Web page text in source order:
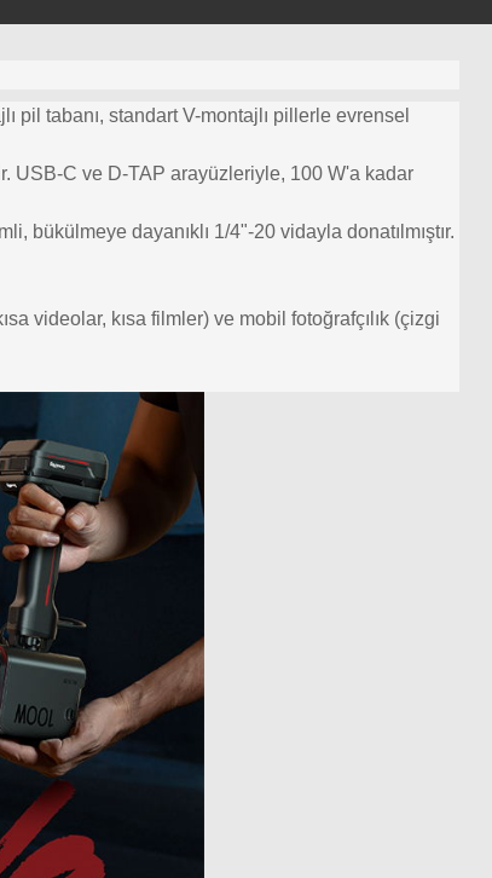
pil tabanı, standart V-montajlı pillerle evrensel
USB-C ve D-TAP arayüzleriyle, 100 W'a kadar
bükülmeye dayanıklı 1/4"-20 vidayla donatılmıştır.
videolar, kısa filmler) ve mobil fotoğrafçılık (çizgi